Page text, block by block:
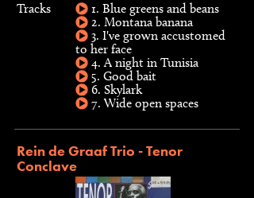
Tracks
1. Blue greens and beans
2. Montana banana
3. I've grown accustomed
to her face
4. A night in Tunisia
5. Good bait
6. Skylark
7. Wide open spaces
Rein de Graaf Trio - Tenor
Conclave